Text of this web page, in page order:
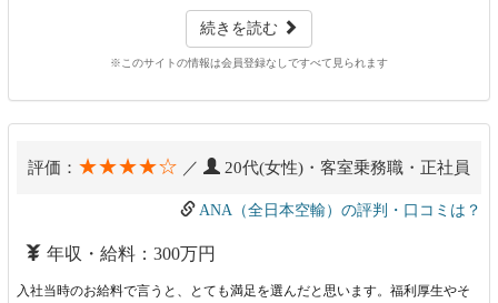
続きを読む
※このサイトの情報は会員登録なしですべて見られます
評価： ★★★★☆ ／ 20代(女性)・客室乗務職・正社員
ANA（全日本空輸）の評判・口コミは？
年収・給料：300万円
入社当時のお給料で言うと、とても満足を選んだと思います。福利厚生やそ